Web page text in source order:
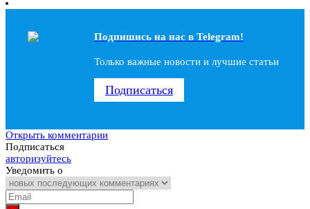
Подпишись на наc в Telegram!
Только важные новости и лучшие статьи
Подписаться
Открыть комментарии
Подписаться
авторизуйтесь
Уведомить о